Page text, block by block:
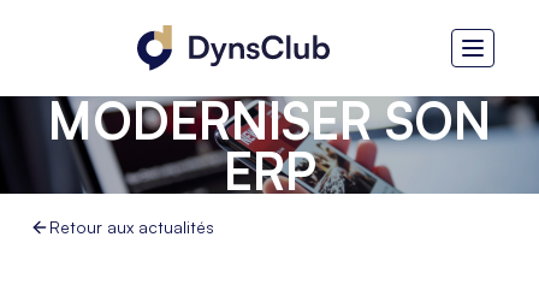
MODERNISER SON
ERP
Retour aux actualités